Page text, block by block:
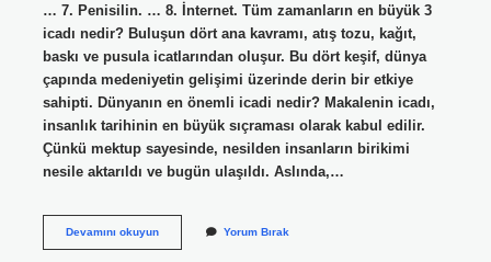
… 7. Penisilin. … 8. İnternet. Tüm zamanların en büyük 3
icadı nedir? Buluşun dört ana kavramı, atış tozu, kağıt,
baskı ve pusula icatlarından oluşur. Bu dört keşif, dünya
çapında medeniyetin gelişimi üzerinde derin bir etkiye
sahipti. Dünyanın en önemli icadi nedir? Makalenin icadı,
insanlık tarihinin en büyük sıçraması olarak kabul edilir.
Çünkü mektup sayesinde, nesilden insanların birikimi
nesile aktarıldı ve bugün ulaşıldı. Aslında,…
Devamını okuyunEn
Yorum Bırak